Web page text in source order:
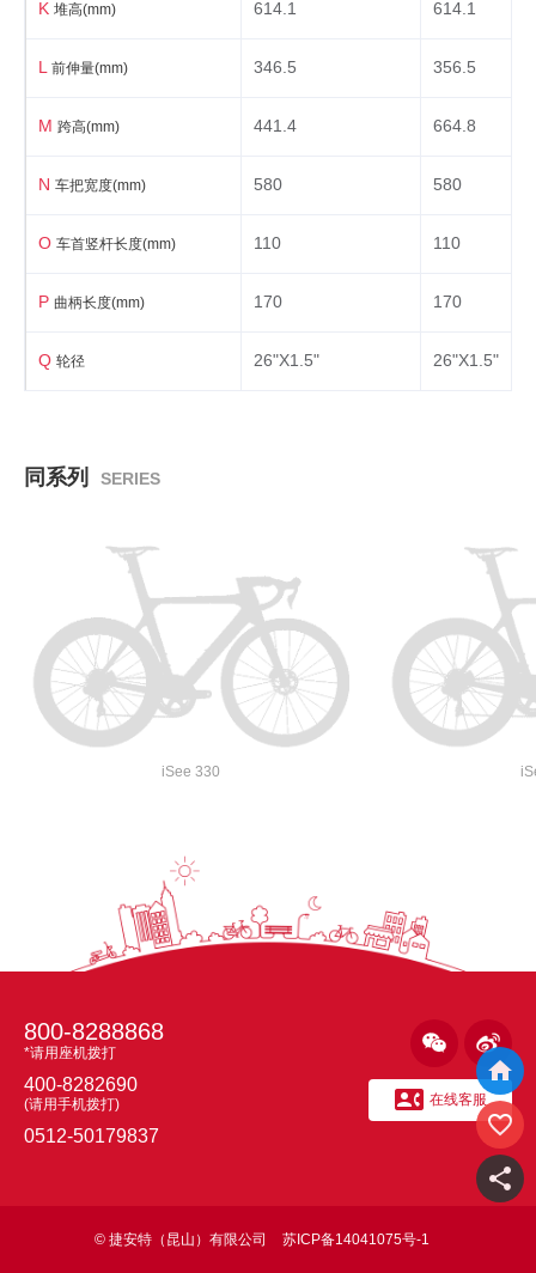
K 堆高(mm) 614.1 614.1
L 前伸量(mm) 346.5 356.5
M 跨高(mm) 441.4 664.8
N 车把宽度(mm) 580 580
O 车首竖杆长度(mm) 110 110
P 曲柄长度(mm) 170 170
Q 轮径 26"X1.5" 26"X1.5"
同系列 SERIES
iSee 330



800-8288868
*请用座机拨打
400-8282690
(请用手机拨打)
0512-50179837
 
 在线客服
© 捷安特（昆山）有限公司 苏ICP备14041075号-1